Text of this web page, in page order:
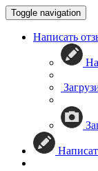
Toggle navigation
Написать